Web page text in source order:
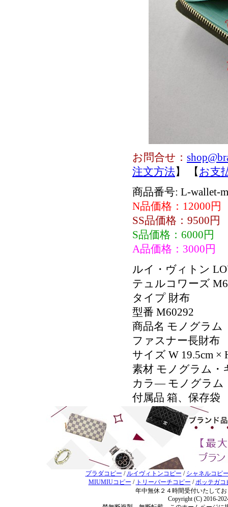
お問合せ：
注文方法】 【お支
商品番号: L-wallet-
N品価格：12000円
SS品価格：9500円
S品価格：6000円
A品価格：3000円
ルイ・ヴィトン
テュルコワーズ
タイプ 財布
型番 M60292
商品名 モノグラ
ファスナー長財布
サイズ W 19.5cm ×
素材 モノグラム・
カラ― モノグラム
付属品 箱、保存袋
プラダコピー / ルイヴィトンコピー / シャネルコピ
MIUMIUコピー / トリーバーチコピー /ボッテガコ
年中無休２４時間受付いたして
Copyright (C) 2016-